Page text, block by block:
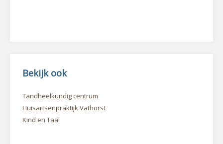
Bekijk ook
Tandheelkundig centrum
Huisartsenpraktijk Vathorst
Kind en Taal